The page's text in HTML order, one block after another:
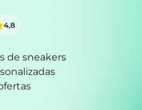
de sneakers
4,8